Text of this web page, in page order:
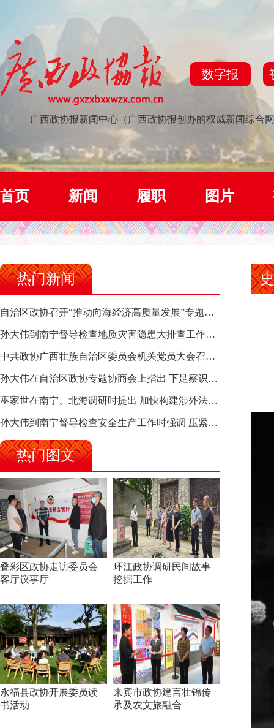
数字报
广西政协报新闻中心（广西政协报创办的权威新闻综合
首页 新闻 履职 图片
热门新闻
自治区政协召开“推动向海经济高质量发展”专题调研座谈会 钱学明出席并讲话
孙大伟到南宁督导检查地质灾害隐患大排查工作时强调 筑牢地质灾害安全防线 全力保障人民群众生命财产安全
中共政协广西壮族自治区委员会机关党员大会召开 选举产生新一届机关党委、机关纪委
孙大伟在自治区政协专题协商会上指出 下足察识谋督之功 恪尽服务大局之责 助推有色金属、关键金属产业高质量发展
巫家世在南宁、北海调研时提出 加快构建涉外法律供给集群 护航向海经济高质量发展
孙大伟到南宁督导检查安全生产工作时强调 压紧压实责任 狠抓隐患整治 坚决筑牢安全生产防线
热门图文
叠彩区政协走访委员会
客厅议事厅
环江政协调研民间故事
挖掘工作
永福县政协开展委员读
书活动
来宾市政协建言壮锦传
承及农文旅融合